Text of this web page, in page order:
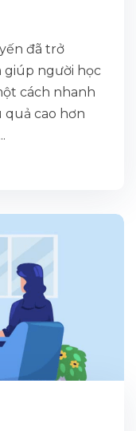
đã trở
người học
cách nhanh
quả cao hơn